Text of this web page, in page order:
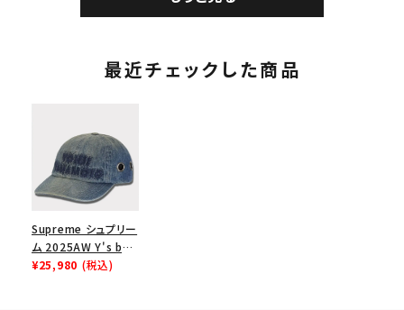
最近チェックした商品
Supreme シュプリー
ム 2025AW Y's by
Yohji Yamamoto
¥25,980 (税込)